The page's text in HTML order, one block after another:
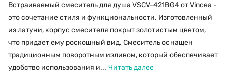
Встраиваемый смеситель для душа VSCV-421BG4 от Vincea -
это сочетание стиля и функциональности. Изготовленный
из латуни, корпус смесителя покрыт золотистым цветом,
что придает ему роскошный вид. Смеситель оснащен
традиционным поворотным изливом, который обеспечивает
удобство использования и... Читать далее